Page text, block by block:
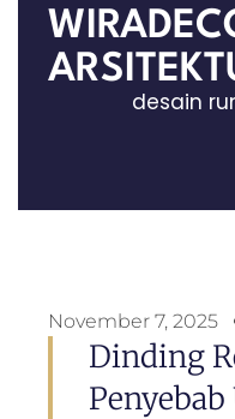
desain
November 7, 2025
Dinding